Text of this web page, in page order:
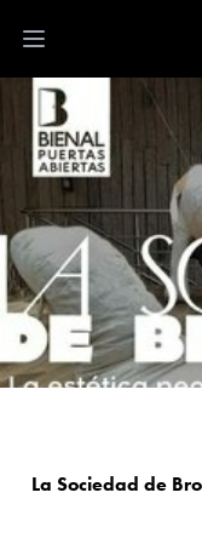
Open main menu
La Sociedad de